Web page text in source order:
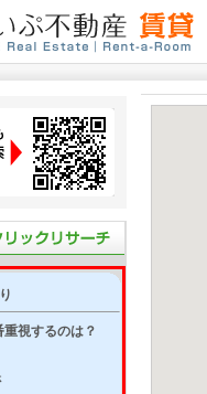
視するのは？